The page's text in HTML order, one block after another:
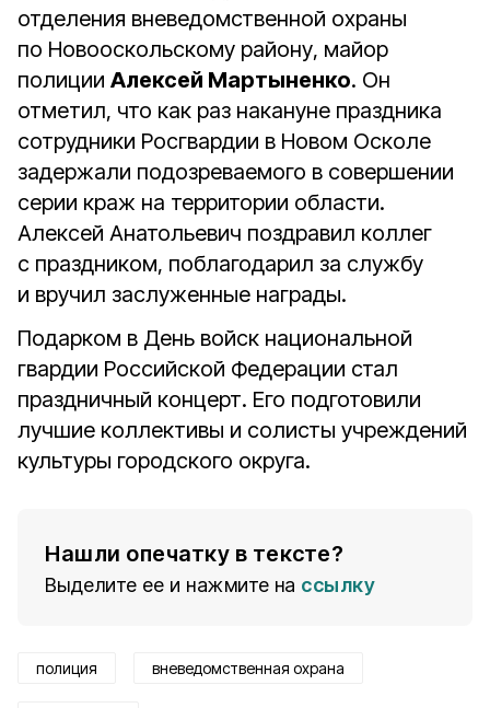
отделения вневедомственной охраны
по Новооскольскому району, майор
полиции Алексей Мартыненко. Он
отметил, что как раз накануне праздника
сотрудники Росгвардии в Новом Осколе
задержали подозреваемого в совершении
серии краж на территории области.
Алексей Анатольевич поздравил коллег
с праздником, поблагодарил за службу
и вручил заслуженные награды.
Подарком в День войск национальной
гвардии Российской Федерации стал
праздничный концерт. Его подготовили
лучшие коллективы и солисты учреждений
культуры городского округа.
Нашли опечатку в тексте?
Выделите ее и нажмите на ссылку
полиция вневедомственная охрана